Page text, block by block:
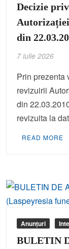
Decizie
din
7 iulie 2026
Prin prezenta
revizuirii
din
revizuita la
READ MORE
Anunțuri
BULETIN